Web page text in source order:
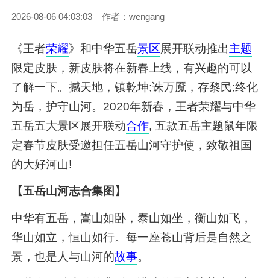
2026-08-06 04:03:03 作者：wengang
《王者荣耀》和中华五岳景区展开联动推出主题
限定皮肤，新皮肤将在新春上线，有兴趣的可以
了解一下。撼天地，镇乾坤;诛万魇，存黎民;终化
为岳，护守山河。2020年新春，王者荣耀与中华
五岳五大景区展开联动合作, 五款五岳主题鼠年限
定春节皮肤受邀担任五岳山河守护使，致敬祖国
的大好河山!
【五岳山河志合集图】
中华有五岳，嵩山如卧，泰山如坐，衡山如飞，
华山如立，恒山如行。每一座苍山背后是自然之
景，也是人与山河的故事。